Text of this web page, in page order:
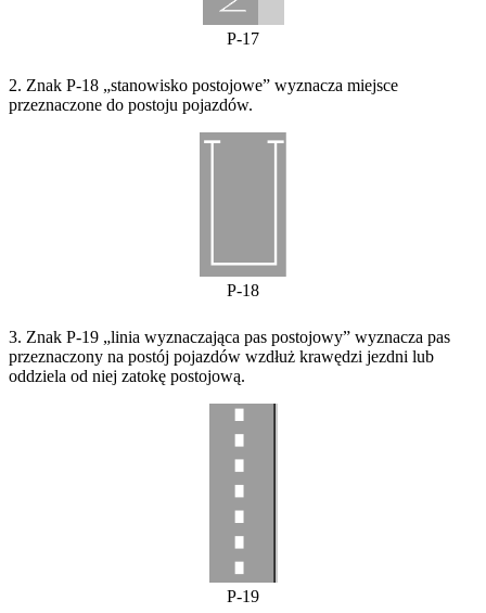
P-17
2. Znak P-18 „stanowisko postojowe” wyznacza miejsce
przeznaczone do postoju pojazdów.
P-18
3. Znak P-19 „linia wyznaczająca pas postojowy” wyznacza pas
przeznaczony na postój pojazdów wzdłuż krawędzi jezdni lub
oddziela od niej zatokę postojową.
P-19